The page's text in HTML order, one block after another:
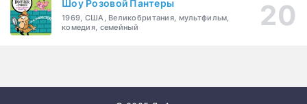
Шоу Розовой Пантеры
1969, США, Великобритания, мультфильм,
комедия, семейный